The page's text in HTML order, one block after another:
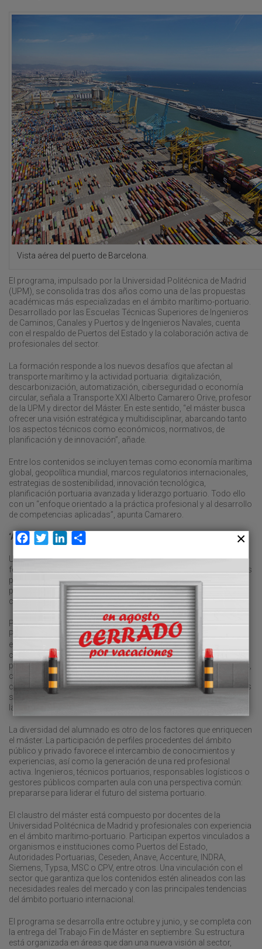
Vista aérea del puerto de Barcelona.
El programa, impulsado por la Universidad Politécnica de Madrid
(UPM), se consolida tras dos años como una de las propuestas
académicas más especializadas en el ámbito marítimo-portuario.
Desarrollado por las Escuelas Técnicas Superiores de Ingenieros
de Caminos, Canales y Puertos y de Ingenieros Navales, cuenta
con el respaldo de Puertos del Estado y la colaboración activa de
profesionales del sector.
La formación responde a los nuevos desafíos que afectan al
transporte marítimo y la actividad portuaria: digitalización,
descarbonización, automatización, ciberseguridad o economía
circular, señala a Transporte XXI Alberto Camarero Orive, profesor
de la UPM y director del Máster. En este sentido, “el máster busca
ofrecer una visión estratégica y multidisciplinar, abarcando tanto
los aspectos técnicos como económicos, normativos, de
planificación y de innovación”, añade.
Entre los contenidos se incluyen temas como economía marítima
global, geopolítica mundial, marcos regulatorios internacionales,
estrategias de sostenibilidad, innovación tecnológica,
planificación portuaria avanzada y liderazgo portuario. Todo ello
con un “enfoque orientado a la práctica profesional y al desarrollo
de competencias aplicadas”, apunta Camarero.
‘Aula viva’
Una de las principales señas de identidad del máster es su
formato semipresencial, que combina clases online con sesiones
presenciales concentradas. Esta estructura facilita la
participación de profesionales en activo, permitiendo
compatibilizar la formación con la actividad laboral.
Pero el aspecto más distintivo es el concepto de Aula de Enlace
Portuario: un modelo pedagógico que traslada parte de la
enseñanza a entornos reales; “enseñar puertos, en los puertos y
con los puertos”. Las sesiones presenciales se celebran en
puertos, terminales, centros de innovación o empresas logísticas,
con el objetivo de fomentar el aprendizaje experiencial y el
contacto directo con los actores del sector. Estas visitas técnicas
se desarrollan bajo la marca MANEMPI CONNECT, que identifica
las actividades formativas
La diversidad del alumnado es otro de los factores que enriquecen
el máster. La participación de perfiles procedentes del ámbito
público y privado favorece el intercambio de conocimientos y
experiencias, así como la generación de una red profesional
activa. Ingenieros, técnicos portuarios, responsables logísticos o
gestores públicos comparten aula con una perspectiva común:
prepararse para liderar el futuro del sistema portuario.
El claustro del máster está compuesto por docentes de la
Universidad Politécnica de Madrid y profesionales con experiencia
en el ámbito marítimo-portuario. Participan expertos vinculados a
organismos e instituciones como Puertos del Estado,
Autoridades Portuarias, Ceseden, Anave, Accenture, INDRA,
Siemens, Typsa, MSC o CPV, entre otros. Una vinculación con el
sector que garantiza que los contenidos estén alineados con las
necesidades reales del mercado y con las principales tendencias
del ámbito portuario internacional.
El programa se desarrolla entre octubre y junio, y se completa con
la entrega del Trabajo Fin de Máster en septiembre. Su estructura
está organizada en áreas que dan una nueva visión al sector,
Facebook
TwitterLinkedIn